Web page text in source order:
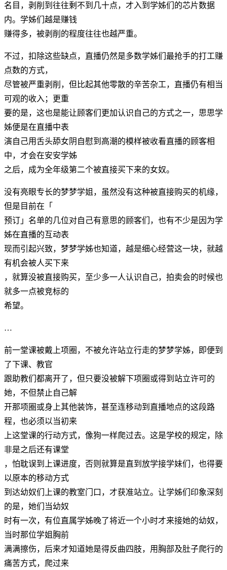
名目，剥削到往往剩不到几十点，才入到学姊们的芯片数据
内。学姊们越是赚钱
赚得多，被剥削的程度往往也越严重。
不过，扣除这些缺点，直播仍然是多数学姊们最抢手的打工赚
点数的方式，
尽管被严重剥削，但比起其他零散的辛苦杂工，直播仍有相当
可观的收入；更重
要的是，这也是能让顾客们更加认识自己的方式之一，思思学
姊便是在直播中表
演自己用舌头舔女阴自慰到高潮的模样被收看直播的顾客相
中，才会在安安学姊
之后，成为全年级第二个被直接买下来的女奴。
没有亮眼专长的梦梦学姐，虽然没有这种被直接购买的机缘，
但是目前在「
预订」名单的几位对自己有意思的顾客们，也有不少是因为学
姊在直播的互动表
现而引起兴致，梦梦学姊也知道，越是细心经营这一块，就越
有机会被人买下来
，就算没被直接购买，至少多一人认识自己，拍卖会的时候也
就多一点被竞标的
希望。
…
前一堂课被戴上项圈，不被允许站立行走的梦梦学姊，即便到
了下课、教官
跟助教们都离开了，但只要没被解下项圈或得到站立许可的
她，不但禁止自己解
开那项圈或身上其他装饰，甚至连移动到直播地点的这段路
程，也必须以当初来
上这堂课的行动方式，像狗一样爬过去。这是学校的规定，除
非是之后还有课堂
，怕耽误到上课进度，否则就算是直到放学接学妹们，也得要
以原本的移动方式
到达幼奴们上课的教室门口，才获准站立。让学姊们印象深刻
的是，她们当幼奴
时有一次，有位直属学姊晚了将近一个小时才来接她的幼奴，
当时那位学姐胸前
满满擦伤，后来才知道她是得反曲四肢，用胸部及肚子爬行的
痛苦方式，爬过来